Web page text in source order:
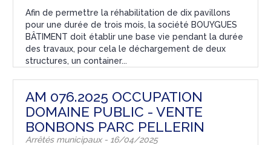
Afin de permettre la réhabilitation de dix pavillons
pour une durée de trois mois, la société BOUYGUES
BÂTIMENT doit établir une base vie pendant la durée
des travaux, pour cela le déchargement de deux
structures, un container...
AM 076.2025 OCCUPATION
DOMAINE PUBLIC - VENTE
BONBONS PARC PELLERIN
Arrêtés municipaux - 16/04/2025